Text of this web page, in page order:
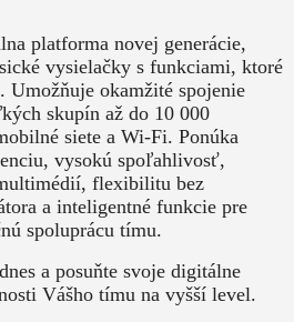
platforma novej generácie,
vysielačky s funkciami, ktoré
Umožňuje okamžité spojenie
skupín až do 10 000
siete a Wi-Fi. Ponúka
vysokú spoľahlivosť,
flexibilitu bez
a inteligentné funkcie pre
spoluprácu tímu.
a posuňte svoje digitálne
Vášho tímu na vyšší level.